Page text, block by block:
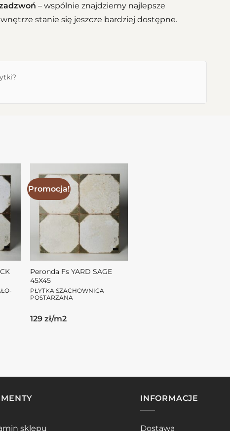
– wspólnie znajdziemy najlepsze
stanie się jeszcze bardziej dostępne.
Promocja!
Peronda Fs YARD SAGE
45X45
PŁYTKA SZACHOWNICA
POSTARZANA
Pierwotna
Aktualna
129 zł/m2
sklepu
INFORMACJE
Dostawa